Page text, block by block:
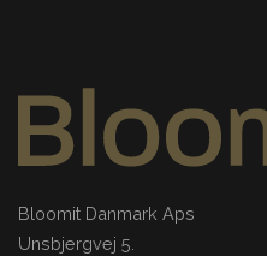
Bloomit Danmark Aps
Unsbjergvej 5.